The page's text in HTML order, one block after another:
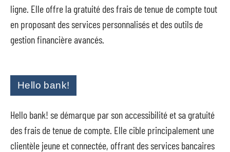
ligne. Elle offre la gratuité des frais de tenue de compte tout
en proposant des services personnalisés et des outils de
gestion financière avancés.
Hello bank!
Hello bank! se démarque par son accessibilité et sa gratuité
des frais de tenue de compte. Elle cible principalement une
clientèle jeune et connectée, offrant des services bancaires